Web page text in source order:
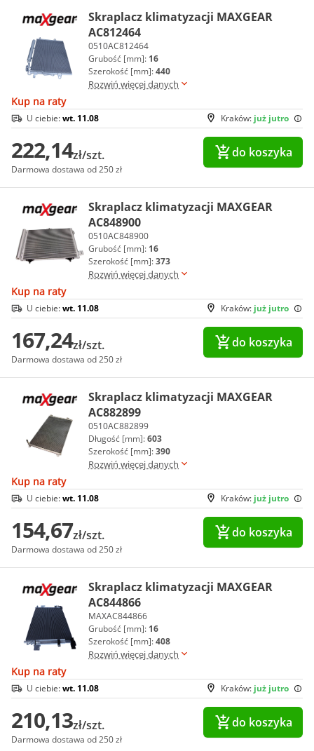
Skraplacz klimatyzacji MAXGEAR
AC812464
0510AC812464
Grubość [mm]: 16
Szerokość [mm]:440
Rozwiń więcej danych
Kup na raty
Kraków: już jutro
U ciebie:wt. 11.08
222,14zł/szt.
Darmowa dostawa od 250 zł
do koszyka
Skraplacz klimatyzacji MAXGEAR
AC848900
0510AC848900
Grubość [mm]: 16
Szerokość [mm]:373
Rozwiń więcej danych
Kup na raty
Kraków: już jutro
U ciebie:wt. 11.08
167,24zł/szt.
Darmowa dostawa od 250 zł
do koszyka
Skraplacz klimatyzacji MAXGEAR
AC882899
0510AC882899
Długość [mm]:603
Szerokość [mm]:390
Rozwiń więcej danych
Kup na raty
Kraków: już jutro
U ciebie:wt. 11.08
154,67zł/szt.
Darmowa dostawa od 250 zł
do koszyka
Skraplacz klimatyzacji MAXGEAR
AC844866
MAXAC844866
Grubość [mm]: 16
Szerokość [mm]:408
Rozwiń więcej danych
Kup na raty
Kraków: już jutro
U ciebie:wt. 11.08
210,13zł/szt.
Darmowa dostawa od 250 zł
do koszyka